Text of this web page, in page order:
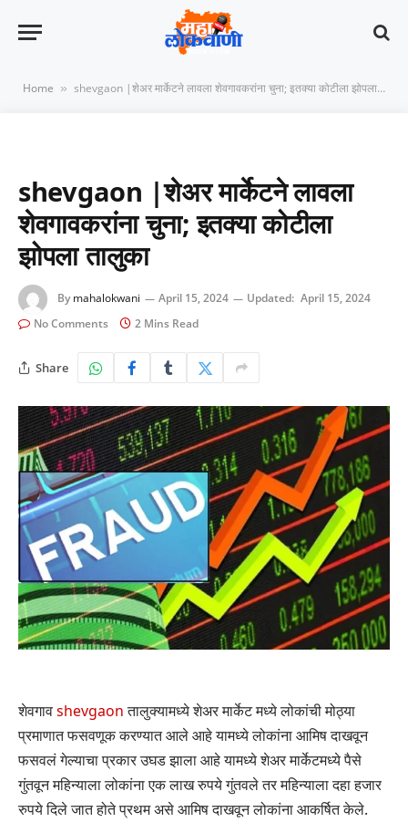
Home » shevgaon |शेअर मार्केटने लावला शेवगावकरांना चुना; इतक्या कोटीला झोपला तालुका
shevgaon |शेअर मार्केटने लावला
शेवगावकरांना चुना; इतक्या कोटीला
झोपला तालुका
By mahalokwani April 15, 2024 Updated: April 15, 2024
No Comments
2 Mins Read
Share
शेवगावshevgaonतालुक्यामध्ये शेअर मार्केट मध्ये लोकांची मोठ्या
प्रमाणात फसवणूक करण्यात आले आहे यामध्ये लोकांना आमिष दाखवून
फसवलं गेल्याचा प्रकार उघड झाला आहे यामध्ये शेअर मार्केटमध्ये पैसे
गुंतवून महिन्याला लोकांना एक लाख रुपये गुंतवले तर महिन्याला दहा हजार
रुपये दिले जात होते प्रथम असे आमिष दाखवून लोकांना आकर्षित केले.